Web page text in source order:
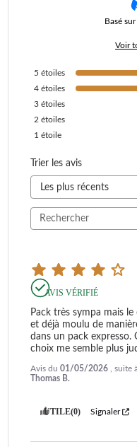
Basé sur
Voir
5 étoiles
4 étoiles
3 étoiles
2 étoiles
1 étoile
Trier les avis
AVIS VÉRIFIÉ
Pack très sympa mais
et déjà moulu de
dans un pack expresso.
choix me semble plus
Avis du 01/05/2026 , suite
Thomas B.
UTILE(0) Signaler